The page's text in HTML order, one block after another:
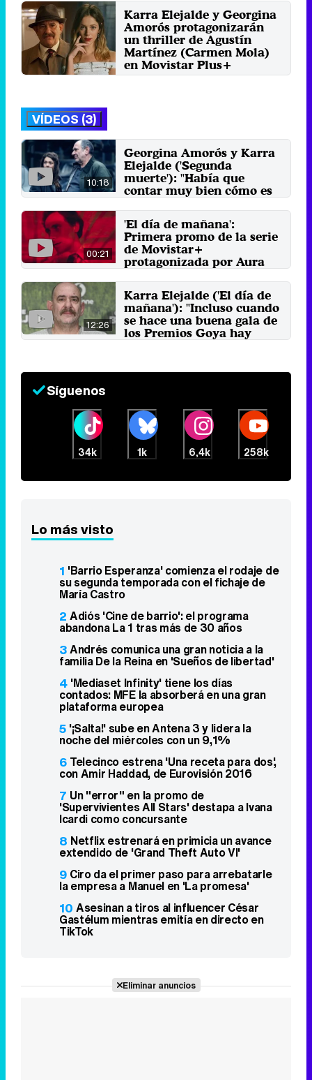
Karra Elejalde y Georgina
Amorós protagonizarán
un thriller de Agustín
Martínez (Carmen Mola)
en Movistar Plus+
Viernes 16 Junio 2023 14:29
VÍDEOS (3)
10:18
Georgina Amorós y Karra
Elejalde ('Segunda
muerte'): "Había que
contar muy bien cómo es
6 de junio 2024
00:21
'El día de mañana':
Primera promo de la serie
de Movistar+
protagonizada por Aura
22 de mayo 2018
12:26
Karra Elejalde ('El día de
mañana'): "Incluso cuando
se hace una buena gala de
los Premios Goya hay
Síguenos
34k 1k 6,4k 258k
Lo más visto
1 'Barrio Esperanza' comienza el rodaje de
su segunda temporada con el fichaje de
María Castro
2 Adiós 'Cine de barrio': el programa
abandona La 1 tras más de 30 años
3Andrés comunica una gran noticia a la
familia De la Reina en 'Sueños de libertad'
4 'Mediaset Infinity' tiene los días
contados: MFE la absorberá en una gran
plataforma europea
5 '¡Salta!' sube en Antena 3 y lidera la
noche del miércoles con un 9,1%
6 Telecinco estrena 'Una receta para dos',
con Amir Haddad, de Eurovisión 2016
7 Un "error" en la promo de
'Supervivientes All Stars' destapa a Ivana
Icardi como concursante
8 Netflix estrenará en primicia un avance
extendido de 'Grand Theft Auto VI'
9 Ciro da el primer paso para arrebatarle
la empresa a Manuel en 'La promesa'
10 Asesinan a tiros al influencer César
Gastélum mientras emitía en directo en
TikTok
Eliminar anuncios